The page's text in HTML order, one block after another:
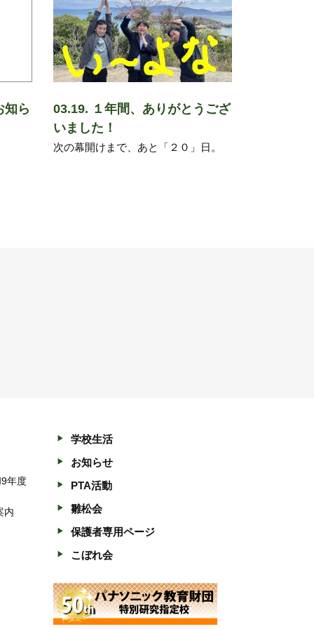
ら
03.19. １年間、ありがとうござ
いました！
次の幕開けまで、あと「２０」日。
年度
内
学校生活
お知らせ
PTA活動
雛松会
保護者専用ページ
こぼれ会